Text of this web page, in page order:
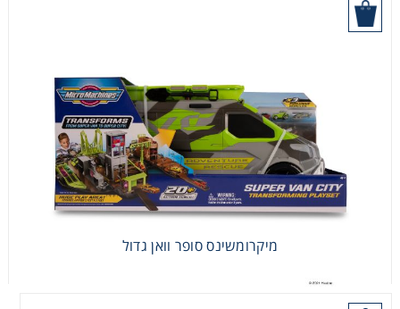
מיקרומשינס סופר וואן גדול